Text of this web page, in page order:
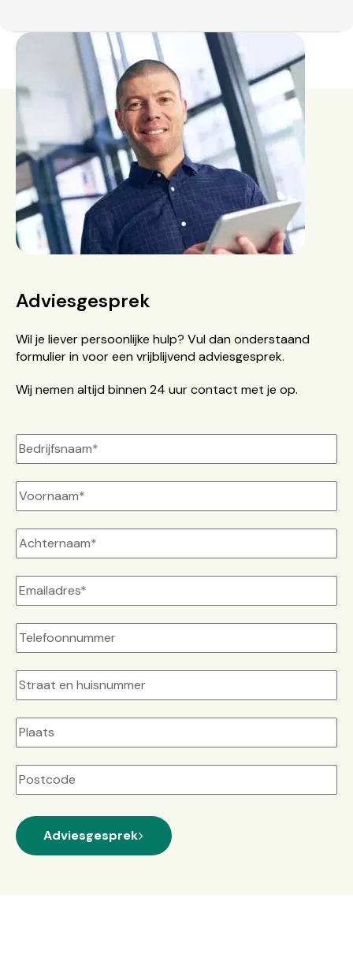
Adviesgesprek
Wil je liever persoonlijke hulp? Vul dan onderstaand
formulier in voor een vrijblijvend adviesgesprek.
Wij nemen altijd binnen 24 uur contact met je op.
+
huisnummer
Adviesgesprek